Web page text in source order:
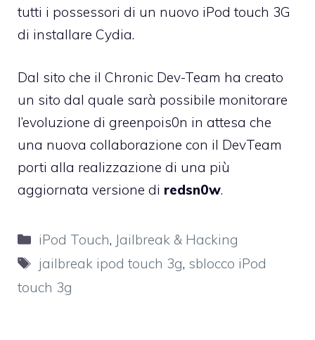
tutti i possessori di un nuovo iPod touch 3G
di installare Cydia.
Dal sito che il Chronic Dev-Team ha creato
un sito dal quale sarà possibile monitorare
l’evoluzione di greenpois0n in attesa che
una nuova collaborazione con il DevTeam
porti alla realizzazione di una più
aggiornata versione di redsn0w.
Categorie
iPod Touch, Jailbreak & Hacking
Tag
jailbreak ipod touch 3g, sblocco iPod
touch 3g